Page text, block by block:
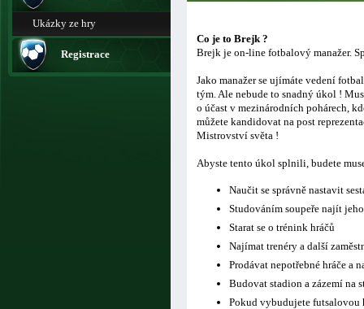
Ukázky ze hry
Registrace
Co je to Brejk ?
Brejk je on-line fotbalový manažer.
Jako manažer se ujímáte vedení
tým. Ale nebude to snadný úkol !
o účast v mezinárodních pohárech,
můžete kandidovat na post
Mistrovství světa !
Abyste tento úkol splnili, budete
Naučit se správně nastavit
Studováním soupeře najít
Starat se o trénink hráčů
Najímat trenéry a další
Prodávat nepotřebné hráče a
Budovat stadion a zázemí na
Pokud vybudujete futsalovou